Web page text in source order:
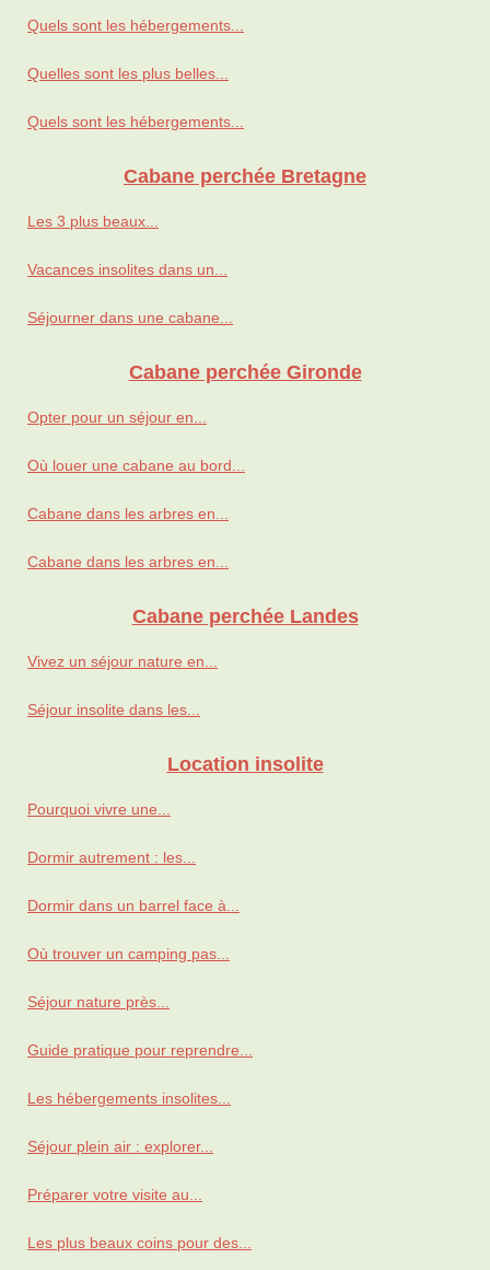
Quels sont les hébergements...
Quelles sont les plus belles...
Quels sont les hébergements...
Cabane perchée Bretagne
Les 3 plus beaux...
Vacances insolites dans un...
Séjourner dans une cabane...
Cabane perchée Gironde
Opter pour un séjour en...
Où louer une cabane au bord...
Cabane dans les arbres en...
Cabane dans les arbres en...
Cabane perchée Landes
Vivez un séjour nature en...
Séjour insolite dans les...
Location insolite
Pourquoi vivre une...
Dormir autrement : les...
Dormir dans un barrel face à...
Où trouver un camping pas...
Séjour nature près...
Guide pratique pour reprendre...
Les hébergements insolites...
Séjour plein air : explorer...
Préparer votre visite au...
Les plus beaux coins pour des...